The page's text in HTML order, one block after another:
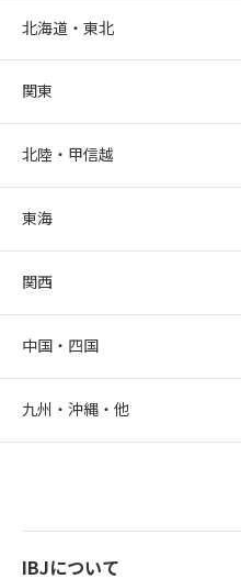
北海道・東北
関東
北陸・甲信越
東海
関西
中国・四国
九州・沖縄・他
IBJについて